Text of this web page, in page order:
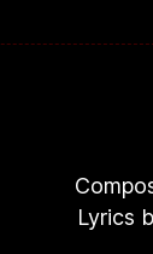
Lyrics